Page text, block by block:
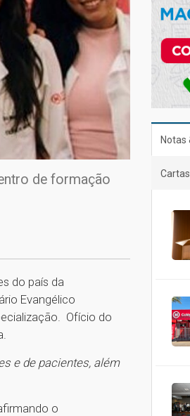
de formação
do país da
Evangélico
Ofício do
e de pacientes, além
o
Notas